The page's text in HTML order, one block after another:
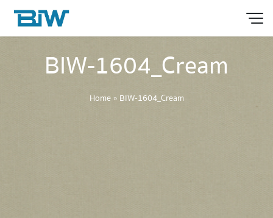
BIW-1604_Cream
Home» BIW-1604_Cream